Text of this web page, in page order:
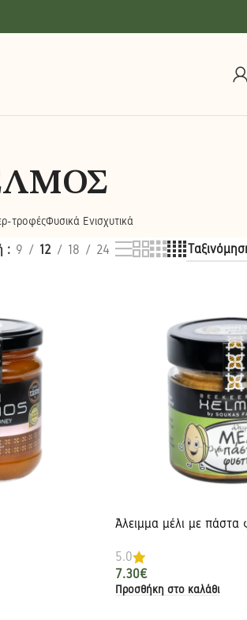
τροφέςΦυσικά Ενισχυτικά
9 12 18 24
Άλειμμα μέλι με πάστα
5.0
7.30€
Προσθήκη στο καλάθι